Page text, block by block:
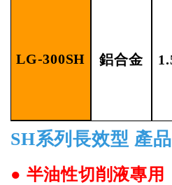
LG-300SH 鋁合金
SH系列長效型 產
● 半油性切削液專用